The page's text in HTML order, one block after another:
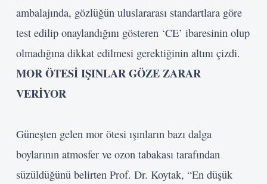
ambalajında, gözlüğün uluslararası standartlara göre
test edilip onaylandığını gösteren ‘CE’ ibaresinin olup
olmadığına dikkat edilmesi gerektiğinin altını çizdi.
MOR ÖTESİ IŞINLAR GÖZE ZARAR
VERİYOR
Güneşten gelen mor ötesi ışınların bazı dalga
boylarının atmosfer ve ozon tabakası tarafından
süzüldüğünü belirten Prof. Dr. Koytak, “En düşük